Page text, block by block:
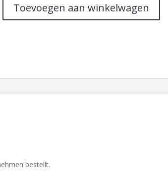
Toevoegen aan winkelwagen
bestellt.